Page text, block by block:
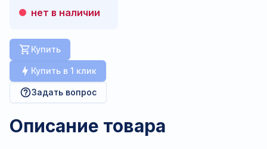
нет в наличии
Купить
Купить в 1 клик
Задать вопрос
Описание товара